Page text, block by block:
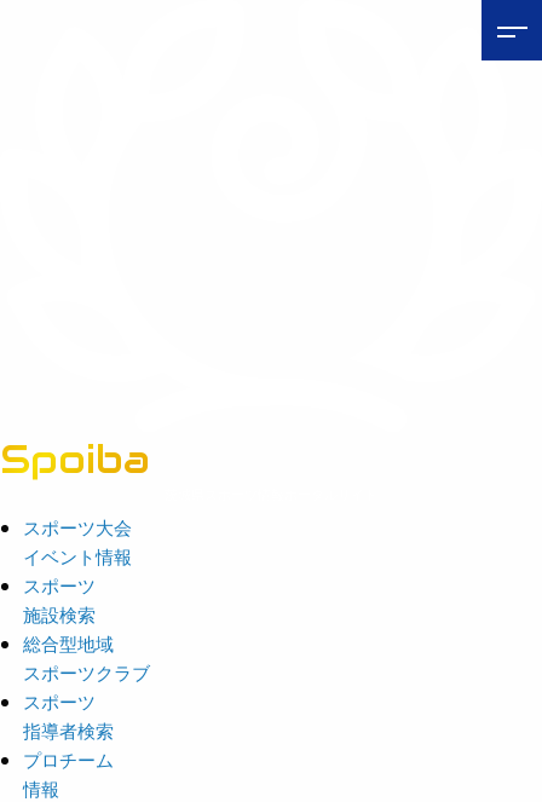
Spoiba
スポーツ大会
イベント情報
スポーツ
施設検索
総合型地域
スポーツクラブ
スポーツ
指導者検索
プロチーム
情報